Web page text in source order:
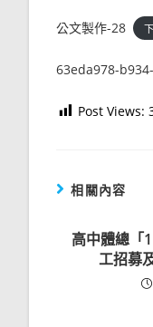
公文製作-28
63eda978-
Post Views:
相關內容
高中體總「
工招募